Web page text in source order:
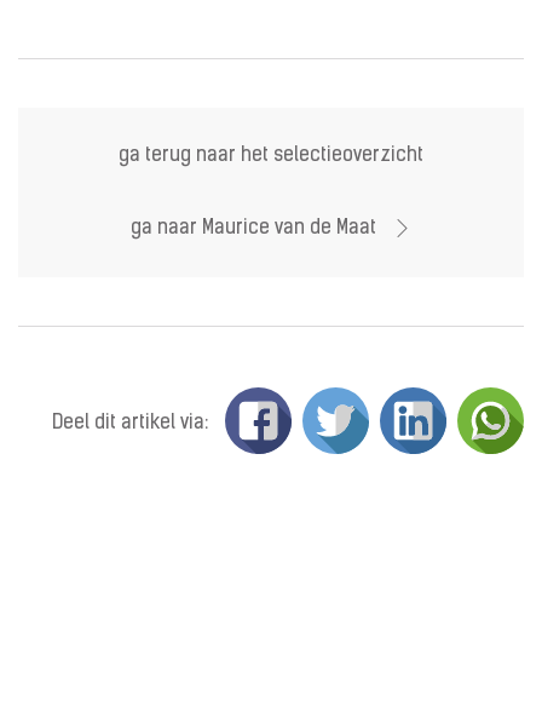
ga terug naar het selectieoverzicht
ga naar Maurice van de Maat
Deel dit artikel via: